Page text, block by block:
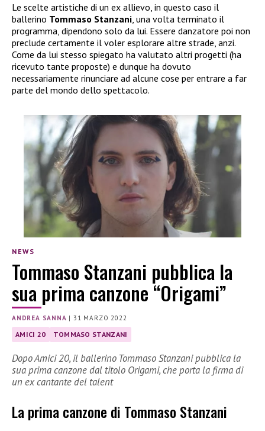
Le scelte artistiche di un ex allievo, in questo caso il
ballerino Tommaso Stanzani , una volta terminato il
programma, dipendono solo da lui. Essere danzatore poi non
preclude certamente il voler esplorare altre strade, anzi.
Come da lui stesso spiegato ha valutato altri progetti (ha
ricevuto tante proposte) e dunque ha dovuto
necessariamente rinunciare ad alcune cose per entrare a far
parte del mondo dello spettacolo.
NEWS
Tommaso Stanzani pubblica la
sua prima canzone “Origami”
ANDREA SANNA |31 MARZO 2022
AMICI 20 TOMMASO STANZANI
Dopo Amici 20, il ballerino Tommaso Stanzani pubblica la
sua prima canzone dal titolo Origami, che porta la firma di
un ex cantante del talent
La prima canzone di Tommaso Stanzani